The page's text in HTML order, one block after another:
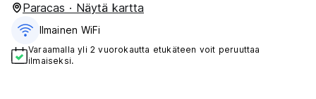
Paracas · Näytä kartta
Ilmainen WiFi
Varaamalla yli 2 vuorokautta etukäteen voit peruuttaa
ilmaiseksi.